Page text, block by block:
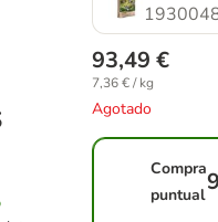
93,49 €
7,36 € / kg
Agotado
Compra
puntual